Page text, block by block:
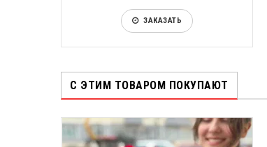
ЗАКАЗАТЬ
С ЭТИМ ТОВАРОМ ПОКУПАЮТ